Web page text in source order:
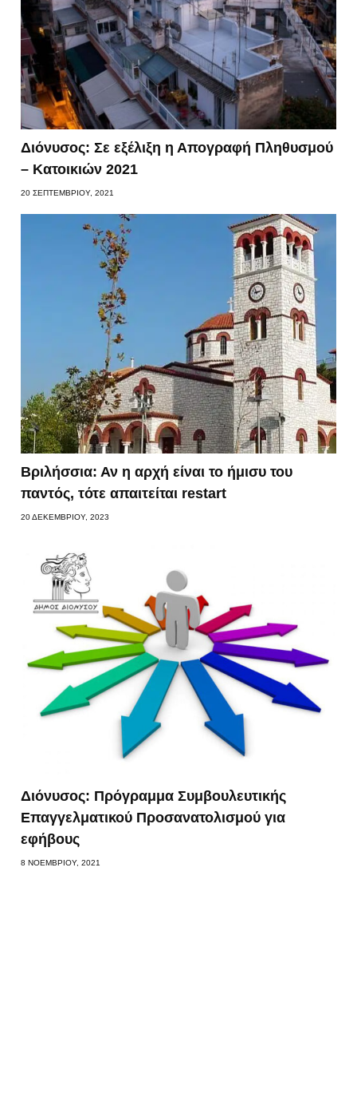
Διόνυσος: Σε εξέλιξη η Απογραφή Πληθυσμού
– Κατοικιών 2021
20 ΣΕΠΤΕΜΒΡΊΟΥ, 2021
Βριλήσσια: Αν η αρχή είναι το ήμισυ του
παντός, τότε απαιτείται restart
20 ΔΕΚΕΜΒΡΊΟΥ, 2023
Διόνυσος: Πρόγραμμα Συμβουλευτικής
Επαγγελματικού Προσανατολισμού για
εφήβους
8 ΝΟΕΜΒΡΊΟΥ, 2021